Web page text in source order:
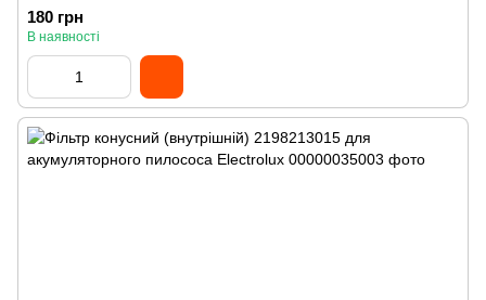
180 грн
В наявності